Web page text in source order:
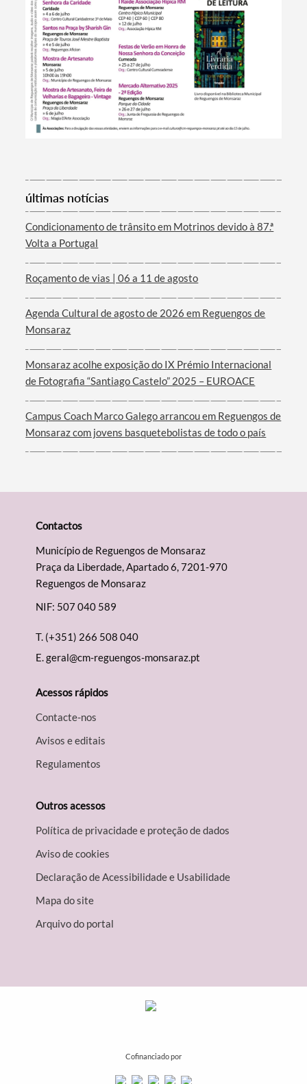
últimas notícias
Condicionamento de trânsito em Motrinos devido à 87.ª
Volta a Portugal
Roçamento de vias | 06 a 11 de agosto
Agenda Cultural de agosto de 2026 em Reguengos de
Monsaraz
Monsaraz acolhe exposição do IX Prémio Internacional
de Fotografia “Santiago Castelo” 2025 – EUROACE
Campus Coach Marco Galego arrancou em Reguengos de
Monsaraz com jovens basquetebolistas de todo o país
Contactos
Município de Reguengos de Monsaraz
Praça da Liberdade, Apartado 6, 7201-970
Reguengos de Monsaraz
NIF: 507 040 589
T. (+351) 266 508 040
E.geral@cm-reguengos-monsaraz.pt
Acessos rápidos
Contacte-nos
Avisos e editais
Regulamentos
Outros acessos
Política de privacidade e proteção de dados
Aviso de cookies
Declaração de Acessibilidade e Usabilidade
Mapa do site
Arquivo do portal
Cofinanciado por